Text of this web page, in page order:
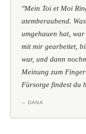
"Mein Toi et Moi
atemberaubend.
umgehauen hat,
mit mir gearbeitet,
war, und dann
Meinung zum
Fürsorge findest du
— DANA